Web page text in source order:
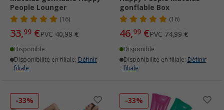
People Lounger
(16)
33,99 €PVC 40,99 €
Disponible
Disponibilité en filiale: Définir
filiale
gonflable Box
(16)
46,99 €PVC 74,99 €
Disponible
Disponibilité en filiale: Définir
filiale
-33% -33%